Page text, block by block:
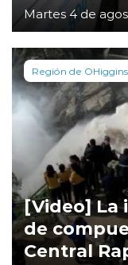
Martes 4 de
Región de OHiggins
[Video] La
de
Central